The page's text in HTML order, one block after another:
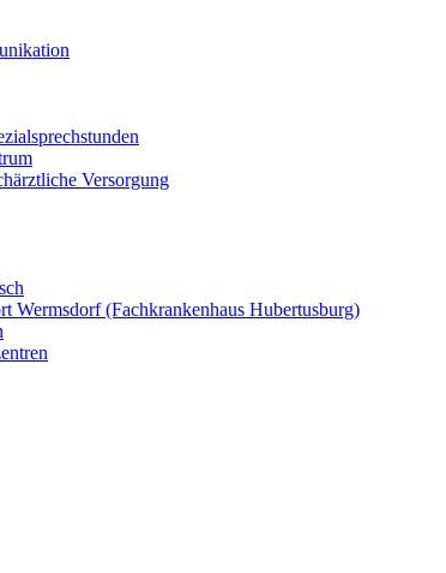
Versorgung
Wermsdorf (Fachkrankenhaus Hubertusburg)